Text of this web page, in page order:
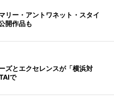
リー・アントワネット・スタイ
開作品も
ズとエクセレンスが「横浜対
で